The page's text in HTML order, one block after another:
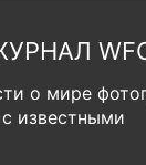
о мире
известными